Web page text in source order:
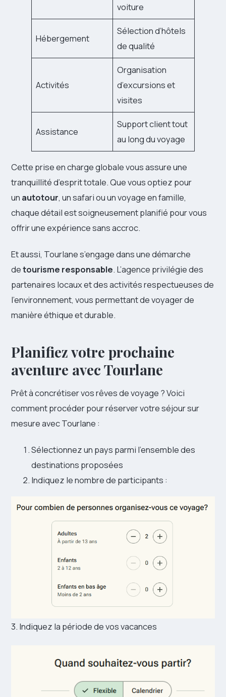
voiture
Hébergement
Sélection d’hôtels
de qualité
Activités
Organisation
d’excursions et
visites
Assistance
Support client tout
au long du voyage
Cette prise en charge globale vous assure une
tranquillité d’esprit totale. Que vous optiez pour
un autotour, un safari ou un voyage en famille,
chaque détail est soigneusement planifié pour vous
offrir une expérience sans accroc.
Et aussi, Tourlane s’engage dans une démarche
detourisme responsable. L’agence privilégie des
partenaires locaux et des activités respectueuses de
l’environnement, vous permettant de voyager de
manière éthique et durable.
Planifiez votre prochaine
aventure avec Tourlane
Prêt à concrétiser vos rêves de voyage ? Voici
comment procéder pour réserver votre séjour sur
mesure avec Tourlane :
Sélectionnez un pays parmi l’ensemble des
destinations proposées
Indiquez le nombre de participants :
3. Indiquez la période de vos vacances